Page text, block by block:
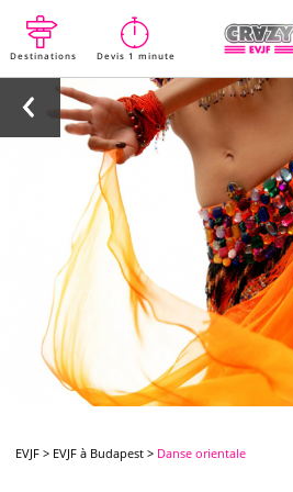
Destinations Devis 1 minute
EVJF > EVJF à Budapest > Danse orientale